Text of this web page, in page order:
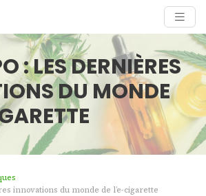
: LES DERNIÈRES
DU MONDE
innovations du monde de l’e-cigarette